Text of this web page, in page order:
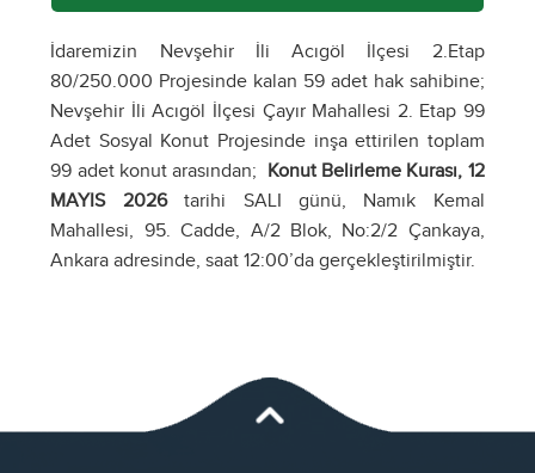
İdaremizin Nevşehir İli Acıgöl İlçesi 2.Etap
80/250.000 Projesinde kalan 59 adet hak sahibine;
Nevşehir İli Acıgöl İlçesi Çayır Mahallesi 2. Etap 99
Adet Sosyal Konut Projesinde inşa ettirilen toplam
99 adet konut arasından; Konut Belirleme Kurası, 12
MAYIS
2026tarihi SALI günü, Namık Kemal
Mahallesi, 95. Cadde, A/2 Blok, No:2/2 Çankaya,
Ankara adresinde, saat 12:00’da gerçekleştirilmiştir.